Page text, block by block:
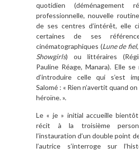
quotidien (déménagement
professionnelle, nouvelle
de ses centres d’intérêt, elle
certaines de ses
cinématographiques (Lune de fiel,
Showgirls) ou littéraires
Pauline Réage, Manara). Elle
d’introduire celle qui s’est
Salomé : « Rien n’avertit quand
héroïne. ».
Le « je » initial accueille
récit à la troisième
l’instauration d’un double point
l’autrice s’interroge sur